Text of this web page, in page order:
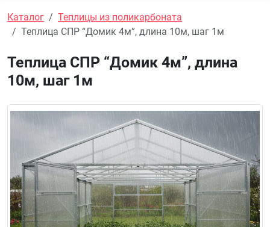
Каталог
Теплицы из поликарбоната
Теплица СПР “Домик 4м”, длина 10м, шаг 1м
Теплица СПР “Домик 4м”, длина
10м, шаг 1м